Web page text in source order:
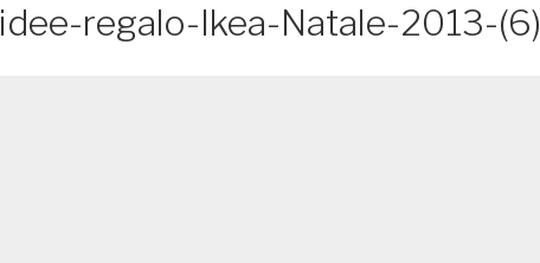
idee-regalo-Ikea-Natale-2013-(6)